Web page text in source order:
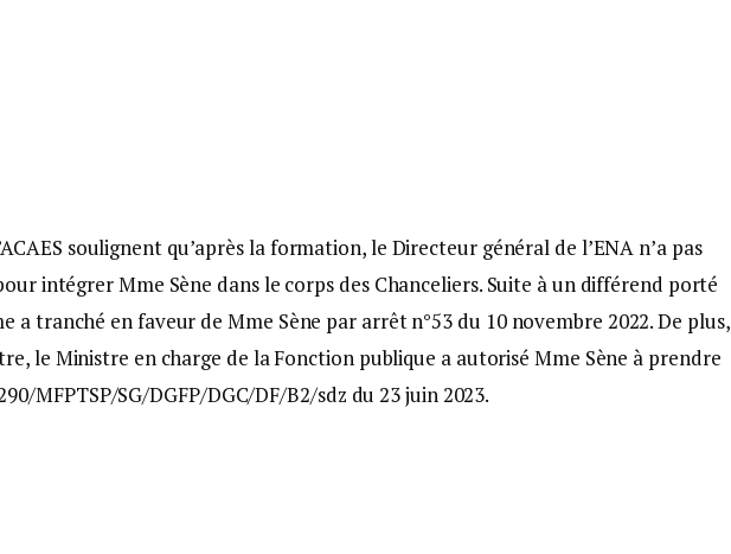
soulignent qu’après la formation, le Directeur général de l’ENA n’a pas
intégrer Mme Sène dans le corps des Chanceliers. Suite à un différend porté
a tranché en faveur de Mme Sène par arrêt n°53 du 10 novembre 2022. De plus,
le Ministre en charge de la Fonction publique a autorisé Mme Sène à prendre
MFPTSP/SG/DGFP/DGC/DF/B2/sdz du 23 juin 2023.